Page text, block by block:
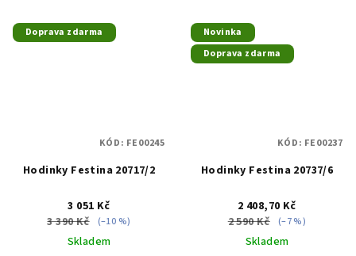
Doprava zdarma
Hodinky Festina 20717/2
3 051 Kč
3 390 Kč
(–10 %)
Skladem
KÓD: FE00245
Novinka
Doprava zdarma
Hodinky Festina 20737/6
2 408,70 Kč
2 590 Kč (–7 %)
Skladem
KÓD: FE00237